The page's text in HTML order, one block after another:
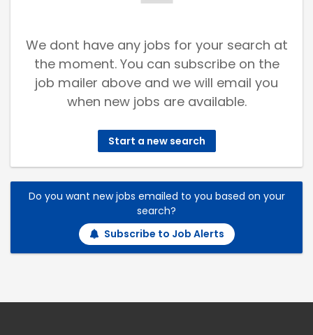
We dont have any jobs for your search at
the moment. You can subscribe on the
job mailer above and we will email you
when new jobs are available.
Start a new search
Do you want new jobs emailed to you based on your
search?
Subscribe to Job Alerts